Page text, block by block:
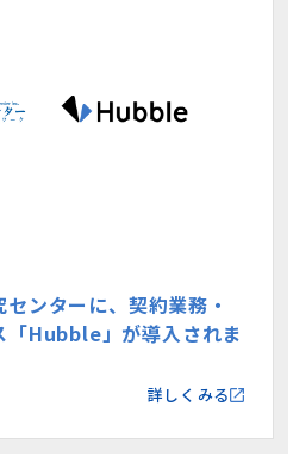
ンターに、契約業務・
「Hubble」が導入されま
詳しくみる